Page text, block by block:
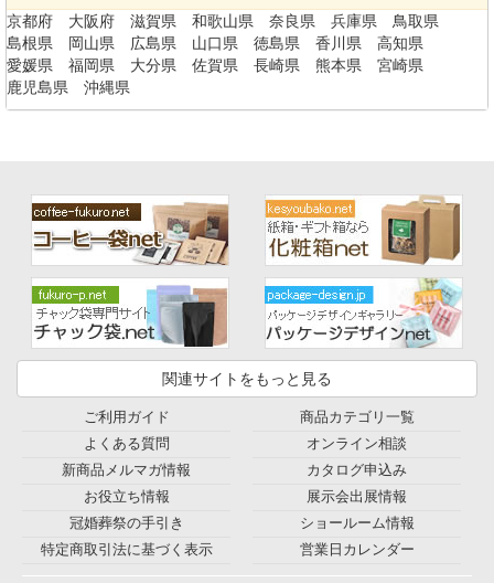
京都府 大阪府 滋賀県 和歌山県 奈良県 兵庫県
鳥取県
島根県
岡山県 広島県 山口県 徳島県 香川県
高知県
愛媛県
福岡県 大分県 佐賀県 長崎県 熊本県
宮崎県
鹿児島県
沖縄県
関連サイトをもっと見る
ご利用ガイド
よくある質問
新商品メルマガ情報
お役立ち情報
冠婚葬祭の手引き
特定商取引法に基づく表示
商品カテゴリ一覧
オンライン相談
カタログ申込み
展示会出展情報
ショールーム情報
営業日カレンダー